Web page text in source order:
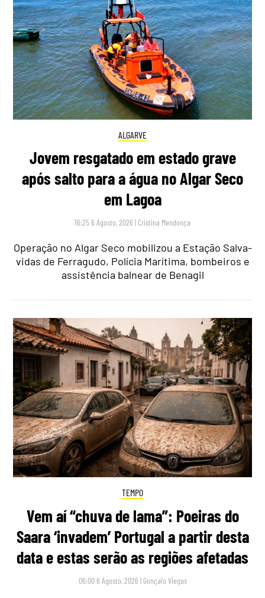
ALGARVE
Jovem resgatado em estado grave
após salto para a água no Algar Seco
em Lagoa
16:25 6 Agosto, 2026 | Cristina Mendonça
Operação no Algar Seco mobilizou a Estação Salva-
vidas de Ferragudo, Polícia Marítima, bombeiros e
assistência balnear de Benagil
TEMPO
Vem aí “chuva de lama”: Poeiras do
Saara ‘invadem’ Portugal a partir desta
data e estas serão as regiões afetadas
06:00 6 Agosto, 2026 | Gonçalo Viegas